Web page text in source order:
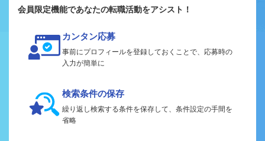
会員限定機能であなたの転職活動をアシスト！
カンタン応募
事前にプロフィールを登録しておくことで、応募時の
入力が簡単に
検索条件の保存
繰り返し検索する条件を保存して、条件設定の手間を
省略